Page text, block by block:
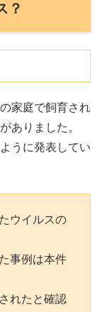
？
家庭で飼育され
ありました。
うに発表してい
ウイルスの
事例は本件
れたと確認